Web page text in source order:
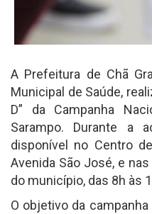
A Prefeitura de Chã
Municipal de Saúde,
D” da Campanha
Sarampo. Durante a
disponível no Centro
Avenida São José, e
do município, das 8h às
O objetivo da